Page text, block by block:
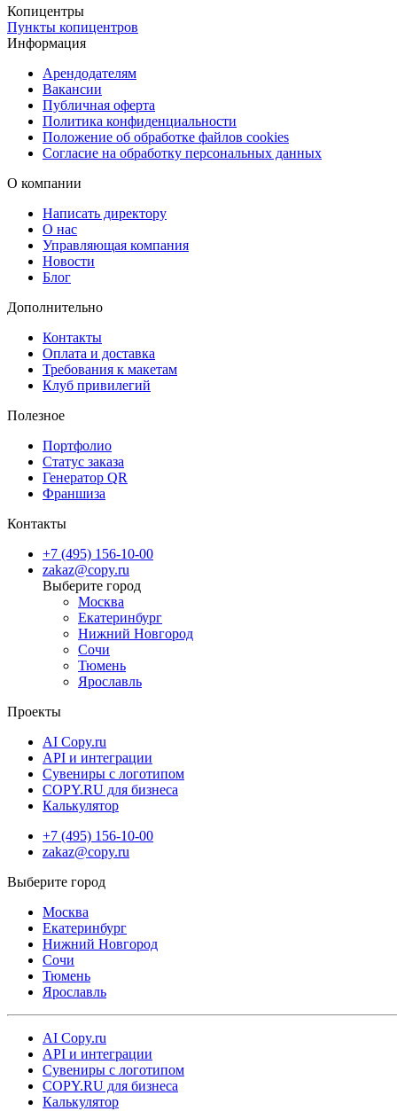
Мы понимаем, как важно для вас получить готовые визитки
вовремя. Поэтому мы предлагаем два варианта изготовления:
Стандартное время изготовления — 24 часа
Срочное изготовление — в течение 4 часов
Мы гарантируем, что ваш заказ будет выполнен качественно и в
срок, чтобы вы могли быстро приступить к распространению
ваших визиток.
Удобная доставка
Мы позаботились о том, чтобы
максимально удобной и доступной:
Доставка через СДЭК, с возможностью выбрать пункт
выдачи или курьерскую доставку.
Срочная курьерская доставка в день заказа — чтобы вы
Копицентры
Пункты копицентров
Информация
Арендодателям
Вакансии
Публичная оферта
Политика конфиденциальности
Положение об обработке файлов cookies
Согласие на обработку персональных данных
О компании
Написать директору
О нас
Управляющая компания
Новости
Блог
Дополнительно
Контакты
Оплата и доставка
Требования к макетам
Клуб привилегий
Полезное
Портфолио
Статус заказа
Генератор QR
Франшиза
Контакты
+7 (495) 156-10-00
zakaz@copy.ru
Москва
Екатеринбург
Нижний Новгород
Сочи
Тюмень
Ярославль
Проекты
AI Copy.ru
API и интеграции
Сувениры с логотипом
COPY.RU для бизнеса
Калькулятор
+7 (495) 156-10-00
zakaz@copy.ru
Москва
Екатеринбург
Нижний Новгород
Сочи
Тюмень
Ярославль
AI Copy.ru
API и интеграции
Сувениры с логотипом
COPY.RU для бизнеса
Калькулятор